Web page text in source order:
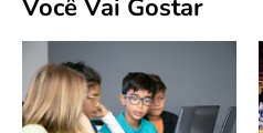
Você Vai Gostar